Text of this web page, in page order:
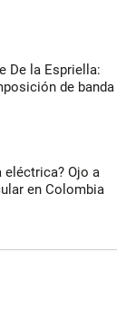
De la Espriella:
de banda
eléctrica? Ojo a
en Colombia